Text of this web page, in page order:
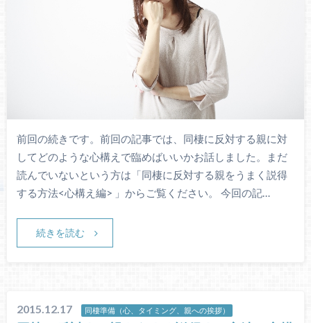
前回の続きです。前回の記事では、同棲に反対する親に対
してどのような心構えで臨めばいいかお話しました。まだ
読んでいないという方は「同棲に反対する親をうまく説得
する方法<心構え編> 」からご覧ください。 今回の記…
続きを読む
2015.12.17 同棲準備（心、タイミング、親への挨拶）